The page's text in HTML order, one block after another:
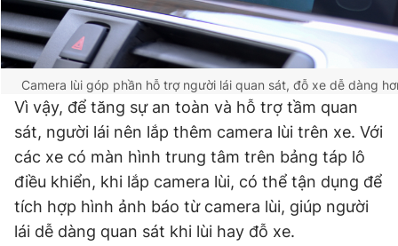
Camera lùi góp phần hỗ trợ người lái quan sát, đỗ xe dễ dàng
Vì vậy, để tăng sự an toàn và hỗ trợ tầm quan
sát, người lái nên lắp thêm camera lùi trên xe. Với
các xe có màn hình trung tâm trên bảng táp lô
điều khiển, khi lắp camera lùi, có thể tận dụng để
tích hợp hình ảnh báo từ camera lùi, giúp người
lái dễ dàng quan sát khi lùi hay đỗ xe.